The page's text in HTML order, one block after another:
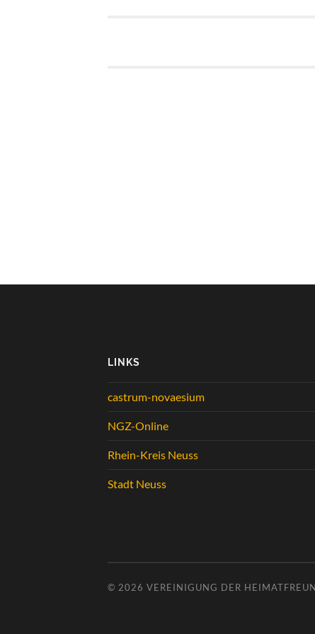
LINKS
castrum-novaesium
NGZ-Online
Rhein-Kreis Neuss
Stadt Neuss
© 2026 VEREINIGUNG DER